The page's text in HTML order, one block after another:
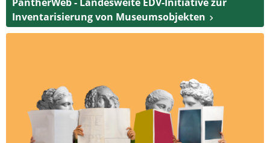
Inventarisierung von Museumsobjekten